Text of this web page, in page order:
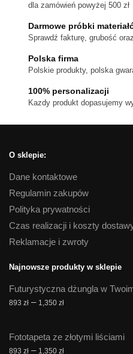
można
wybrać
na
dla zamówień powyżej 500 zł
Darmowe próbki
Sprawdź fakturę, grubość
Polska firma
Polskie produkty, polska
100% personalizacji
Kazdy produkt dopasujemy
O sklepie:
Dane kontaktowe
Regulamin zakupów
Polityka prywatności
Czas realizacji i koszty
Reklamacje i zwroty
Najnowsze produkty w sklepie
Futurystyczna dżungla w
893 zł – 1,350 złZakres
893 zł
Fototapeta ze złotymi liściami
893 zł – 1,350 złZakres